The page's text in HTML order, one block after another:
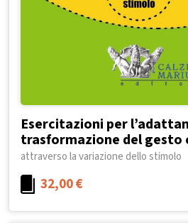
Esercitazioni per
trasformazione del gesto
attraverso la variazione dello stimolo
32,00€